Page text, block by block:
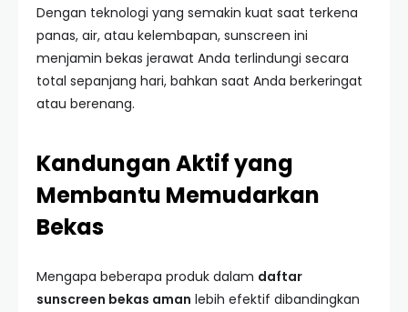
Dengan teknologi yang semakin kuat saat terkena
panas, air, atau kelembapan, sunscreen ini
menjamin bekas jerawat Anda terlindungi secara
total sepanjang hari, bahkan saat Anda berkeringat
atau berenang.
Kandungan Aktif yang
Membantu Memudarkan
Bekas
Mengapa beberapa produk dalam daftar
sunscreen bekas aman lebih efektif dibandingkan